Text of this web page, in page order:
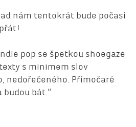
nám tentokrát bude počasí
pop se špetkou shoegaze
s minimem slov
nedořečeného. Přímočaré
bát.“